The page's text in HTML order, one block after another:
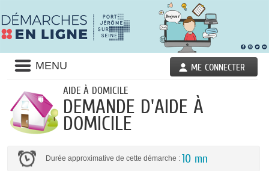
Liste
des
MENU ME CONNECTER
AIDE À DOMICILE
DEMANDE D'AIDE À
DOMICILE
Durée approximative de cette démarche : 10 mn